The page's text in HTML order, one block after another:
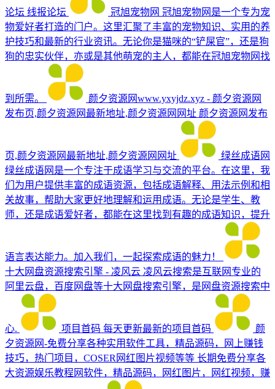
论坛 线报论坛 冠旭宠物网 冠旭宠物网是一个专为宠
物爱好者打造的门户。这里汇聚了丰富的宠物知识、实用的养
护技巧和最新的行业资讯。无论你是猫咪的“铲屎官”，还是狗
狗的忠实伙伴，亦或是其他萌宠的主人，都能在冠旭宠物网找
到所需。
颜夕资源网www.yxyjdz.xyz - 颜夕资源网
发布页,颜夕资源网最新地址,颜夕资源网网址 颜夕资源网发布
页,颜夕资源网最新地址,颜夕资源网网址
绿丝成语网
绿丝成语网是一个专注于成语学习与交流的平台。在这里，我
们为用户提供丰富的成语资源，包括成语解释、用法示例和相
关故事，帮助大家更好地理解和运用成语。无论是学生、教
师，还是成语爱好者，都能在这里找到有趣的成语知识，提升
语言表达能力。加入我们，一起探索成语的魅力！
十大网盘资源搜索引擎 - 凌风云 凌风云搜索是互联网专业的
阿里云盘，百度网盘等十大网盘搜索引擎，是网盘资源搜索中
心. 项目首码 每天更新最新的项目首码
颜
夕资源网-免费分享各种实用软件工具，精品源码，网上赚钱
技巧，热门项目，COSER网红图片视频等等 长期免费分享各
大资源娱乐教程网软件，精品源码，网红图片，网红视频，赚